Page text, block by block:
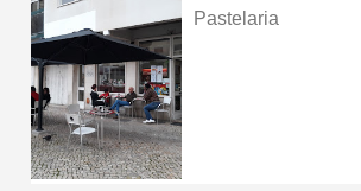
Pastelaria